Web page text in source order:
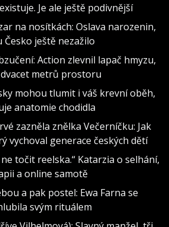
Je ale ještě podivnější
na nosítkách: Oslava narozenin,
Česko ještě nezažilo
Action zlevnil lapač hmyzu,
metrů prostoru
mohou tlumit i váš krevní oběh,
anatomie chodidla
zazněla znělka Večerníčku: Jak
vychoval generace českých dětí
točit reelska.“ Katarzia o selhání,
a online samotě
a pak postel: Ewa Farna se
svým rituálem